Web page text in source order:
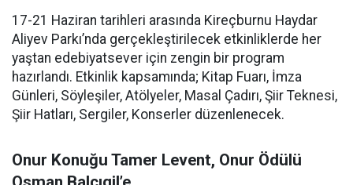
17-21 Haziran tarihleri arasında Kireçburnu Haydar
Aliyev Parkı’nda gerçekleştirilecek etkinliklerde her
yaştan edebiyatsever için zengin bir program
hazırlandı. Etkinlik kapsamında; Kitap Fuarı, İmza
Günleri, Söyleşiler, Atölyeler, Masal Çadırı, Şiir Teknesi,
Şiir Hatları, Sergiler, Konserler düzenlenecek.
Onur Konuğu Tamer Levent, Onur Ödülü